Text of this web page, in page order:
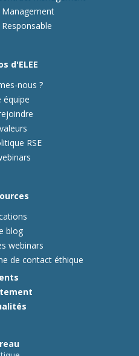
d'ELEE
nous ?
équipe
RSE
blog
webinars
de contact éthique